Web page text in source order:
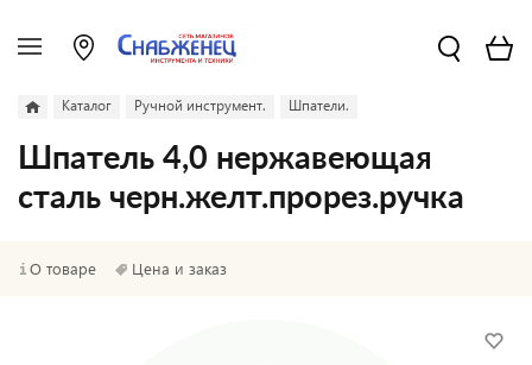
Каталог Ручной инструмент. Шпатели.
Шпатель 4,0 нержавеющая
сталь черн.желт.прорез.ручка
О товаре Цена и заказ